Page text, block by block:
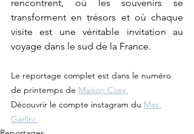
rencontrent, où les souvenirs se
transforment en trésors et où chaque
visite est une véritable invitation au
voyage dans le sud de la France.
Le reportage complet est dans le numéro
de printemps de Maison Cosy
Découvrir le compte instagram du Mas
Garlini